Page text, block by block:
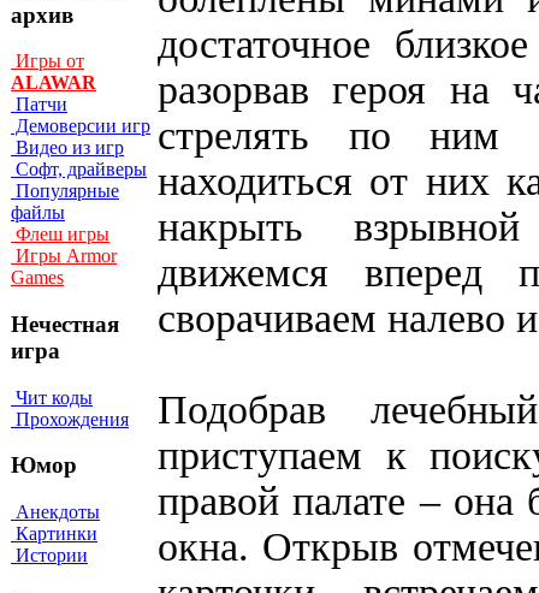
архив
Игры от
ALAWAR
Патчи
Демоверсии игр
Видео из игр
Софт, драйверы
Популярные
файлы
Флеш игры
Игры Armor
Games
Нечестная
игра
Чит коды
Прохождения
Юмор
Анекдоты
Картинки
Истории
достаточное
разорвав героя на
стрелять по ним
находиться от них
накрыть
движемся вперед
сворачиваем налево
Подобрав
приступаем к
правой палате – она
окна. Открыв